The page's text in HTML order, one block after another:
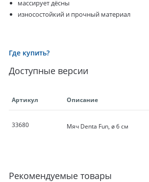
массирует дёсны
износостойкий и прочный материал
Где купить?
Доступные версии
Артикул Описание
33680 Мяч Denta Fun, ø 6 см
Рекомендуемые товары